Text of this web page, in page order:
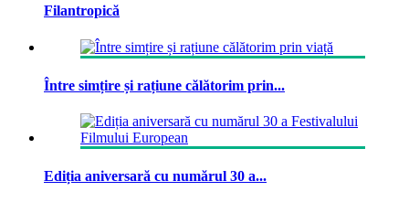
Filantropică
Între simțire și rațiune călătorim prin...
Ediția aniversară cu numărul 30 a...